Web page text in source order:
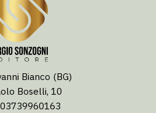
Bianco (BG)
Boselli, 10
03739960163